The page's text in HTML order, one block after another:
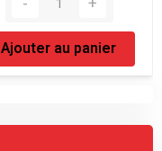
Ajouter au panier